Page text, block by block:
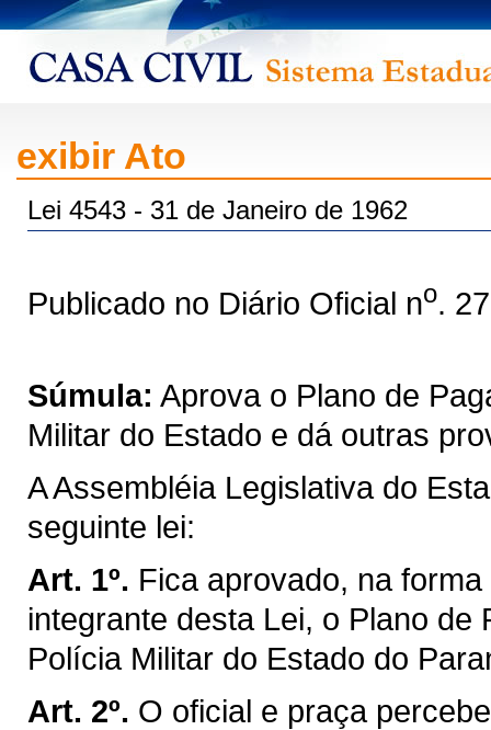
exibir Ato
Lei 4543 - 31 de Janeiro de 1962
Publicado no Diário Oficial no.
Súmula: Aprova o Plano de
Militar do Estado e dá outras
A Assembléia Legislativa do
seguinte lei:
Art. 1º. Fica aprovado, na
integrante desta Lei, o Plano
Polícia Militar do Estado do
Art. 2º. O oficial e praça